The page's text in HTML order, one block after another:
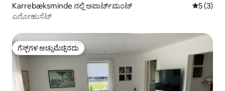
Karrebæksminde ನಲ್ಲಿ ಅಪಾರ್ಟ್‌ಮಂಟ್ 5 ರಲ್ಲಿ 5
5 (3)
ಎನೋಹುಸೆಟ್
ಗೆಸ್ಟ್‌ಗಳ ಅಚ್ಚುಮೆಚ್ಚಿನದು
ಗೆಸ್ಟ್‌ಗಳ ಅಚ್ಚುಮೆಚ್ಚಿನದು